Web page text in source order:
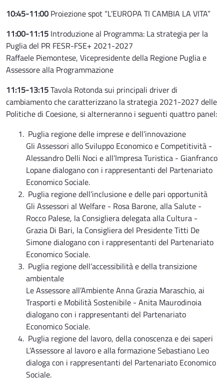
10:45-11:00 Proiezione spot “L’EUROPA TI CAMBIA LA VITA”
11:00-11:15 Introduzione al Programma: La strategia per la
Puglia del PR FESR-FSE+ 2021-2027
Raffaele Piemontese, Vicepresidente della Regione Puglia e
Assessore alla Programmazione
11:15-13:15Tavola Rotonda sui principali driver di
cambiamento che caratterizzano la strategia 2021-2027 delle
Politiche di Coesione, si alterneranno i seguenti quattro panel:
Puglia regione delle imprese e dell’innovazione
GIi Assessori allo Sviluppo Economico e Competitività -
Alessandro Delli Noci e all’Impresa Turistica - Gianfranco
Lopane dialogano con i rappresentanti del Partenariato
Economico Sociale.
Puglia regione dell’inclusione e delle pari opportunità
Gli Assessori al Welfare - Rosa Barone, alla Salute -
Rocco Palese, la Consigliera delegata alla Cultura -
Grazia Di Bari, la Consigliera del Presidente Titti De
Simone dialogano con i rappresentanti del Partenariato
Economico Sociale.
Puglia regione dell’accessibilità e della transizione
ambientale
Le Assessore all’Ambiente Anna Grazia Maraschio, ai
Trasporti e Mobilità Sostenibile - Anita Maurodinoia
dialogano con i rappresentanti del Partenariato
Economico Sociale.
Puglia regione del lavoro, della conoscenza e dei saperi
L’Assessore al lavoro e alla formazione Sebastiano Leo
dialoga con i rappresentanti del Partenariato Economico
Sociale.